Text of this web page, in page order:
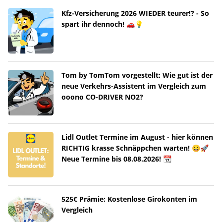
Kfz-Versicherung 2026 WIEDER teurer!? - So
spart ihr dennoch! 🚗💡
Tom by TomTom vorgestellt: Wie gut ist der
neue Verkehrs-Assistent im Vergleich zum
ooono CO-DRIVER NO2?
Lidl Outlet Termine im August - hier können
RICHTIG krasse Schnäppchen warten! 😀🚀
Neue Termine bis 08.08.2026! 📆
525€ Prämie: Kostenlose Girokonten im
Vergleich